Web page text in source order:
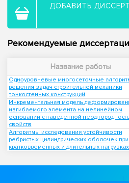
ДОБАВИТЬ
Рекомендуемые
Название работы
Одноуровневые многосеточные
решения задач строительной механики
тонкостенных конструкций
Инкрементальная модель
изгибаемого элемента на нелинейном
основании с наведенной
свойств
Алгоритмы исследования устойчивости
ребристых цилиндрических оболочек при
кратковременных и длительных нагрузках